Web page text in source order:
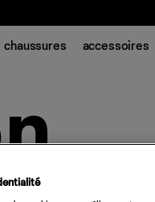
chaussures accessoires